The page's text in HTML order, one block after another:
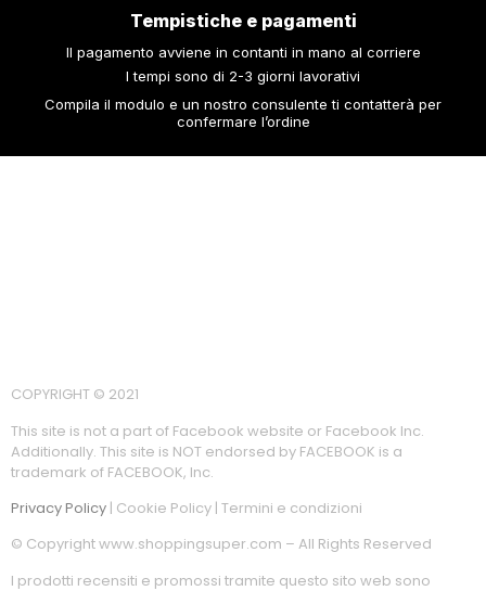
Tempistiche e pagamenti
Il pagamento avviene in contanti in mano al corriere
I tempi sono di 2-3 giorni lavorativi
Compila il modulo e un nostro consulente ti contatterà per
confermare l’ordine
COPYRIGHT © 2021
This site is not a part of Facebook website or Facebook Inc.
Additionally. This site is NOT endorsed by FACEBOOK is a
trademark of FACEBOOK, Inc.
Privacy Policy | Cookie Policy | Termini e condizioni
© Copyright www.shoppingsuper.com – All Rights Reserved
I prodotti recensiti e promossi tramite questo sito web sono